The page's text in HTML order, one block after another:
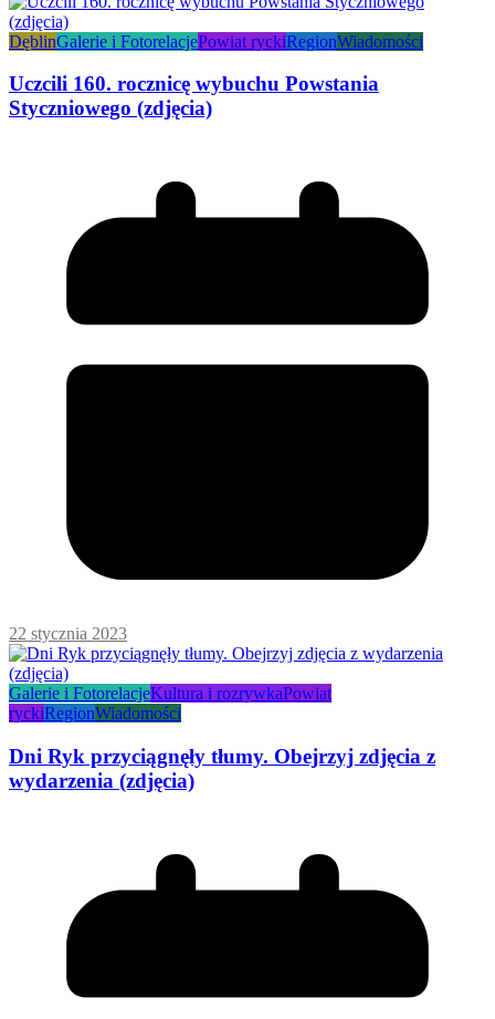
DęblinGalerie i FotorelacjePowiat ryckiRegionWiadomości
Uczcili 160. rocznicę wybuchu Powstania
Styczniowego (zdjęcia)
22 stycznia 2023
Galerie i FotorelacjeKultura i rozrywkaPowiat
ryckiRegionWiadomości
Dni Ryk przyciągnęły tłumy. Obejrzyj zdjęcia z
wydarzenia (zdjęcia)